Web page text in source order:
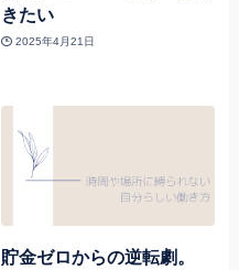
きたい
2025年4月21日
貯金ゼロからの逆転劇。